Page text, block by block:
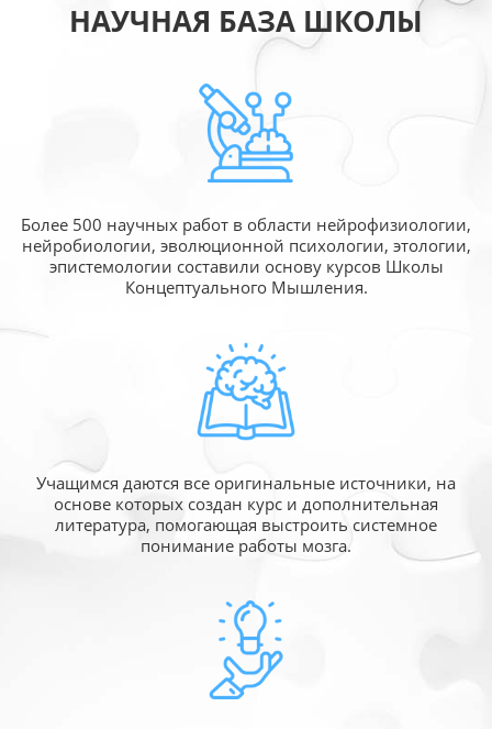
НАУЧНАЯ БАЗА ШКОЛЫ
Более 500 научных работ в области нейрофизиологии,
нейробиологии, эволюционной психологии, этологии,
эпистемологии составили основу курсов Школы
Концептуального Мышления.
Учащимся даются все оригинальные источники, на
основе которых создан курс и дополнительная
литература, помогающая выстроить системное
понимание работы мозга.